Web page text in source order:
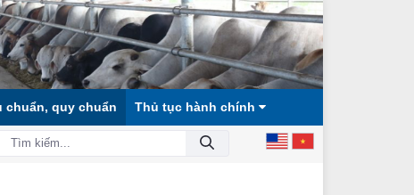
chuẩn, quy chuẩn Thủ tục hành chính
CÔNG BẰNG, DÂN CHỦ, VĂN MINH!